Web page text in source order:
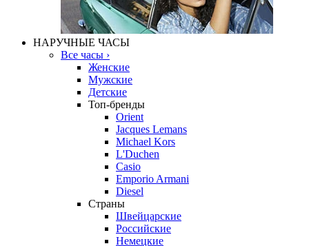
НАРУЧНЫЕ ЧАСЫ
Все часы ›
Женские
Мужские
Детские
Топ-бренды
Orient
Jacques Lemans
Michael Kors
L'Duchen
Casio
Emporio Armani
Diesel
Страны
Швейцарские
Российские
Немецкие